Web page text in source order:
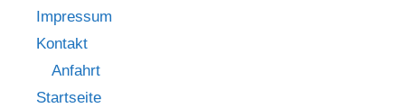
Impressum
Kontakt
Anfahrt
Startseite